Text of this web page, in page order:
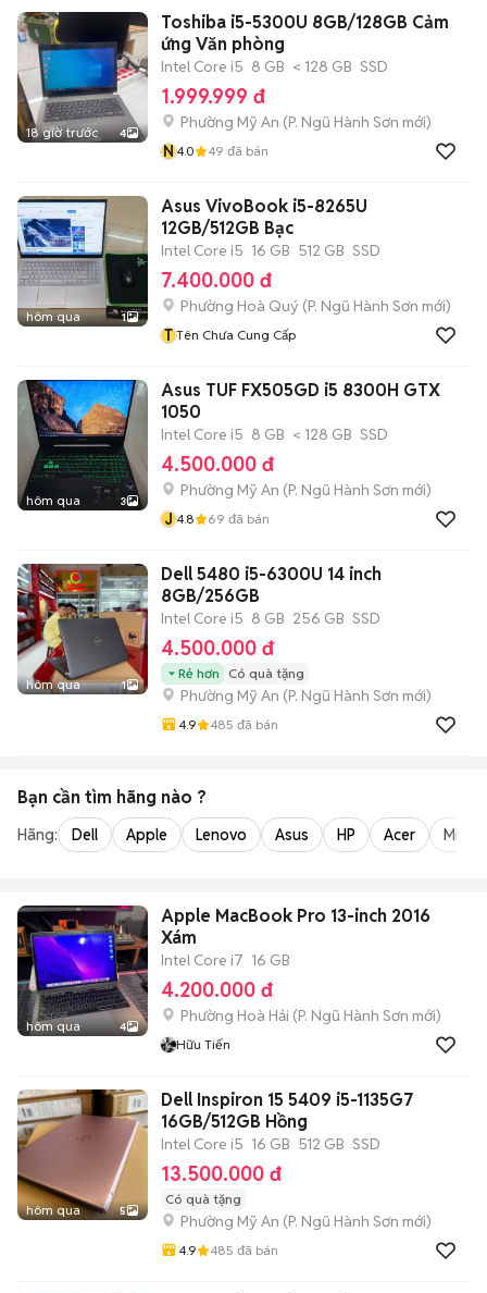
18 giờ trước 4
Toshiba i5-5300U 8GB/128GB Cảm
ứng Văn phòng
Intel Core i5 8 GB < 128 GB SSD
1.999.999 đ
Phường Mỹ An (P. Ngũ Hành Sơn mới)
N4.0 49 đã bán
hôm qua 1
Asus VivoBook i5-8265U
12GB/512GB Bạc
Intel Core i5 16 GB 512 GB SSD
7.400.000 đ
Phường Hoà Quý (P. Ngũ Hành Sơn mới)
T Tên Chưa Cung Cấp
hôm qua 3
Asus TUF FX505GD i5 8300H GTX
1050
Intel Core i5 8 GB < 128 GB SSD
4.500.000 đ
Phường Mỹ An (P. Ngũ Hành Sơn mới)
J 4.8 69 đã bán
hôm qua 1
Dell 5480 i5-6300U 14 inch
8GB/256GB
Intel Core i5 8 GB 256 GB SSD
4.500.000 đ
Rẻ hơn Có quà tặng
Phường Mỹ An (P. Ngũ Hành Sơn mới)
4.9 485 đã bán
Bạn cần tìm hãng nào ?
Hãng: Dell Apple Lenovo Asus HP Acer
hôm qua 4
Apple MacBook Pro 13-inch 2016
Xám
Intel Core i7 16 GB
4.200.000 đ
Phường Hoà Hải (P. Ngũ Hành Sơn mới)
Hữu Tiến
hôm qua 5
Dell Inspiron 15 5409 i5-1135G7
16GB/512GB Hồng
Intel Core i5 16 GB 512 GB SSD
13.500.000 đ
Có quà tặng
Phường Mỹ An (P. Ngũ Hành Sơn mới)
4.9 485 đã bán